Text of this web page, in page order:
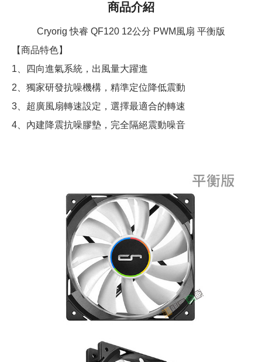
商品介紹
Cryorig 快睿 QF120 12公分 PWM風扇 平衡版
【商品特色】
1、四向進氣系統，出風量大躍進
2、獨家研發抗噪機構，精準定位降低震動
3、超廣風扇轉速設定，選擇最適合的轉速
4、內建降震抗噪膠墊，完全隔絕震動噪音